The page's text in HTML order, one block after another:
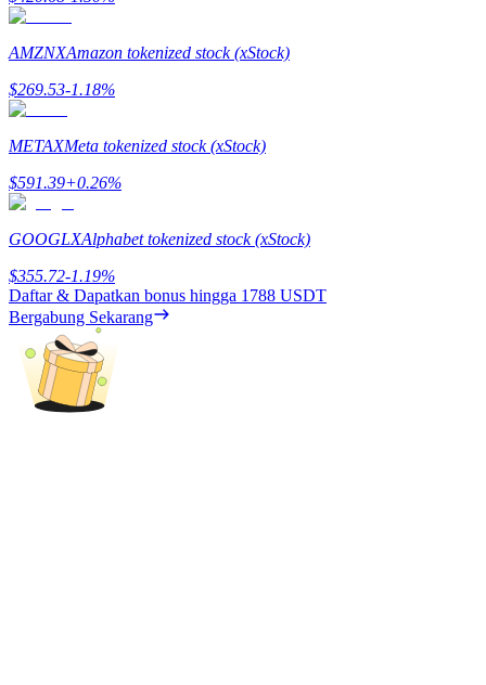
Deposit & Trade BTC to Share 25000 USDT prize pool!
Deposit CASHCAT & Win
Share 500000 CASHCAT prize pool
Exclusive for BitMart Users
Register & Trade to Win 500,000 USDT
Precious Metals Trading Carnival
Trade Gold & Silver · 33,333 USDT Bonus
AMZNXAmazon tokenized stock (xStock)
$269.53-1.18%
METAXMeta tokenized stock (xStock)
$591.39+0.26%
GOOGLXAlphabet tokenized stock (xStock)
$355.72-1.19%
Daftar & Dapatkan bonus hingga 1788 USDT
Bergabung Sekarang